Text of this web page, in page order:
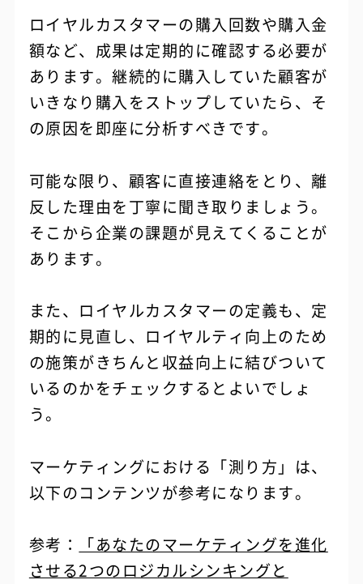
ロイヤルカスタマーの購入回数や購入金
額など、成果は定期的に確認する必要が
あります。継続的に購入していた顧客が
いきなり購入をストップしていたら、そ
の原因を即座に分析すべきです。
可能な限り、顧客に直接連絡をとり、離
反した理由を丁寧に聞き取りましょう。
そこから企業の課題が見えてくることが
あります。
また、ロイヤルカスタマーの定義も、定
期的に見直し、ロイヤルティ向上のため
の施策がきちんと収益向上に結びついて
いるのかをチェックするとよいでしょ
う。
マーケティングにおける「測り方」は、
以下のコンテンツが参考になります。
参考：
「あなたのマーケティングを進化
させる2つのロジカルシンキングと